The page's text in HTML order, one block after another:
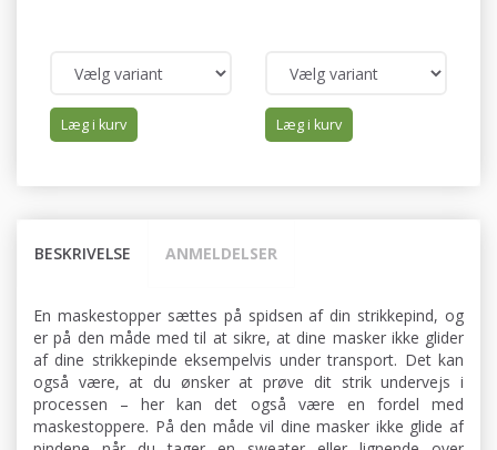
Læg i kurv Læg i kurv
BESKRIVELSE ANMELDELSER
En maskestopper sættes på spidsen af din strikkepind, og
er på den måde med til at sikre, at dine masker ikke glider
af dine strikkepinde eksempelvis under transport. Det kan
også være, at du ønsker at prøve dit strik undervejs i
processen – her kan det også være en fordel med
maskestoppere. På den måde vil dine masker ikke glide af